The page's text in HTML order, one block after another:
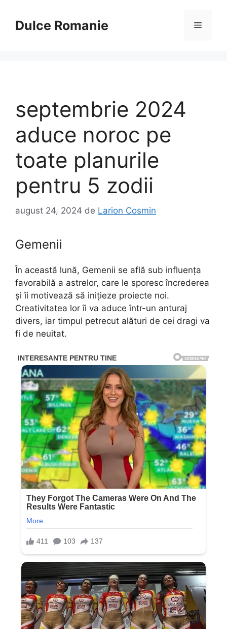
conținutDulce Romanie Meniu
septembrie 2024
aduce noroc pe
toate planurile
pentru 5 zodii
august 24, 2024 de Larion Cosmin
Gemenii
În această lună, Gemenii se află sub influența
favorabilă a astrelor, care le sporesc încrederea
și îi motivează să inițieze proiecte noi.
Creativitatea lor îi va aduce într-un anturaj
divers, iar timpul petrecut alături de cei dragi va
fi de neuitat.